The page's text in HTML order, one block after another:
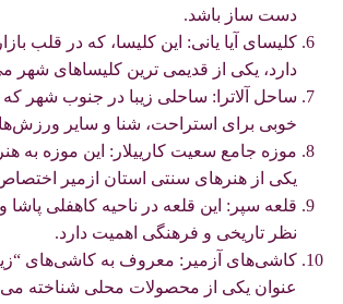
دست‌ ساز باشد.
کلیسای آیا یانی: این کلیسا، که در قلب
دارد، یکی از قدیمی ترین کلیساهای شهر
ساحل آلاترا: ساحلی زیبا در جنوب شهر که
خوبی برای استراحت، شنا و سایر
موزه جامع سعیت کارییلار: این موزه به
یکی از هنرهای سنتی استان ازمیر
قلعه سپر: این قلعه در ناحیه کاهفلی پاشا
نظر تاریخی و فرهنگی اهمیت دارد.
کاشی‌های آزمیر: معروف به کاشی‌های
عنوان یکی از محصولات محلی شناخته